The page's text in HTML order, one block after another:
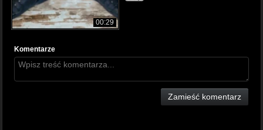
00:29
Komentarze
Zamieść komentarz